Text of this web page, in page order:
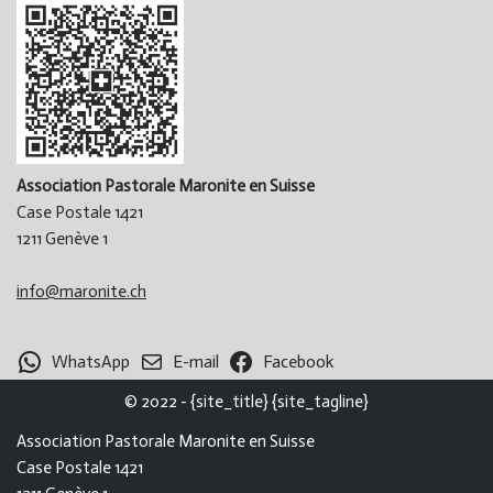
Association Pastorale Maronite en Suisse
Case Postale 1421
1211 Genève 1
info@maronite.ch
WhatsApp E-mail Facebook
© 2022 - {site_title} {site_tagline}
Association Pastorale Maronite en Suisse
Case Postale 1421